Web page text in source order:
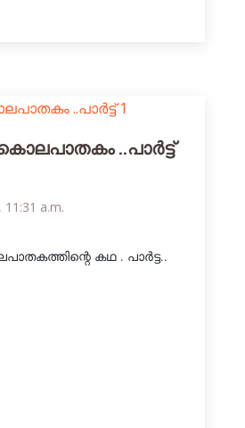
..പാര്‍ട്ട്‌
11:31 a.m.
കഥ . പാര്‍ട്ട..